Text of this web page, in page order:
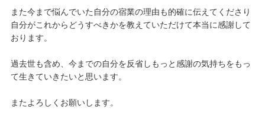
また今まで悩んでいた自分の宿業の理由も的確に伝えてくださり
自分がこれからどうすべきかを教えていただけて本当に感謝して
おります。
過去世も含め、今までの自分を反省しもっと感謝の気持ちをもっ
て生きていきたいと思います。
またよろしくお願いします。